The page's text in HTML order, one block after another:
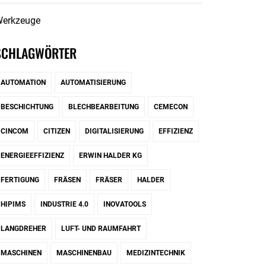
AUTOMATION AUTOMATISIERUNG
BESCHICHTUNG BLECHBEARBEITUNG CEMECON
CINCOM CITIZEN DIGITALISIERUNG EFFIZIENZ
ENERGIEEFFIZIENZ ERWIN HALDER KG
FERTIGUNG FRÄSEN FRÄSER HALDER
HIPIMS INDUSTRIE 4.0 INOVATOOLS
LANGDREHER LUFT- UND RAUMFAHRT
MASCHINEN MASCHINENBAU MEDIZINTECHNIK